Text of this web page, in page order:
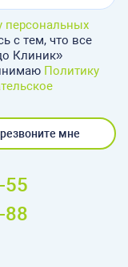
персональных
с тем, что все
Клиник»
Политику
мне
55
88